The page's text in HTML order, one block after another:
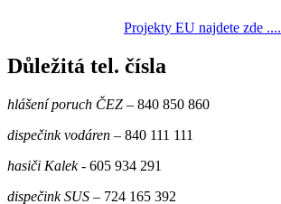
Projekty EU najdete zde ....
Důležitá tel. čísla
hlášení poruch ČEZ – 840 850 860
dispečink vodáren – 840 111 111
hasiči Kalek- 605 934 291
dispečink SUS – 724 165 392